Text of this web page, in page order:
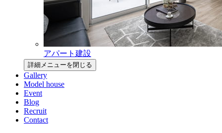
アパート建設
詳細メニューを閉じる
Gallery
Model house
Event
Blog
Recruit
Contact